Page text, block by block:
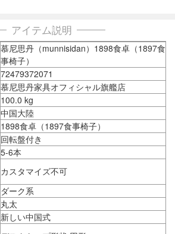
アイテム説明
慕尼思丹（munnisidan）1898食卓（1897食
事椅子）
72479372071
慕尼思丹家具オフィシャル旗艦店
100.0 kg
中国大陸
1898食卓（1897食事椅子）
回転盤付き
5-6本
カスタマイズ不可
ダーク系
丸太
新しい中国式